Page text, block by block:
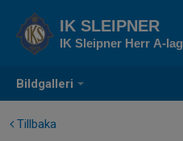
Bildgalleri
IK SLEIPNER
IK Sleipner Herr A-lag
Tillbaka